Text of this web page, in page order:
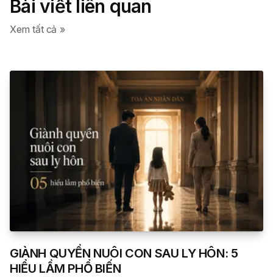
Bài viết liên quan
Xem tất cả »
GIÀNH QUYỀN NUÔI CON SAU LY HÔN: 5
HIỂU LẦM PHỔ BIẾN